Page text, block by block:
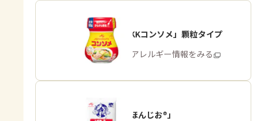
「味の素KKコンソメ」顆粒タイプ
商品・アレルギー情報をみる
「瀬戸のほんじお®」